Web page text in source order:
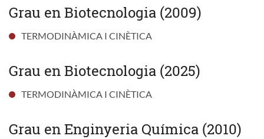
Grau en Biotecnologia (2009)
TERMODINÀMICA I CINÈTICA
Grau en Biotecnologia (2025)
TERMODINÀMICA I CINÈTICA
Grau en Enginyeria Química (2010)